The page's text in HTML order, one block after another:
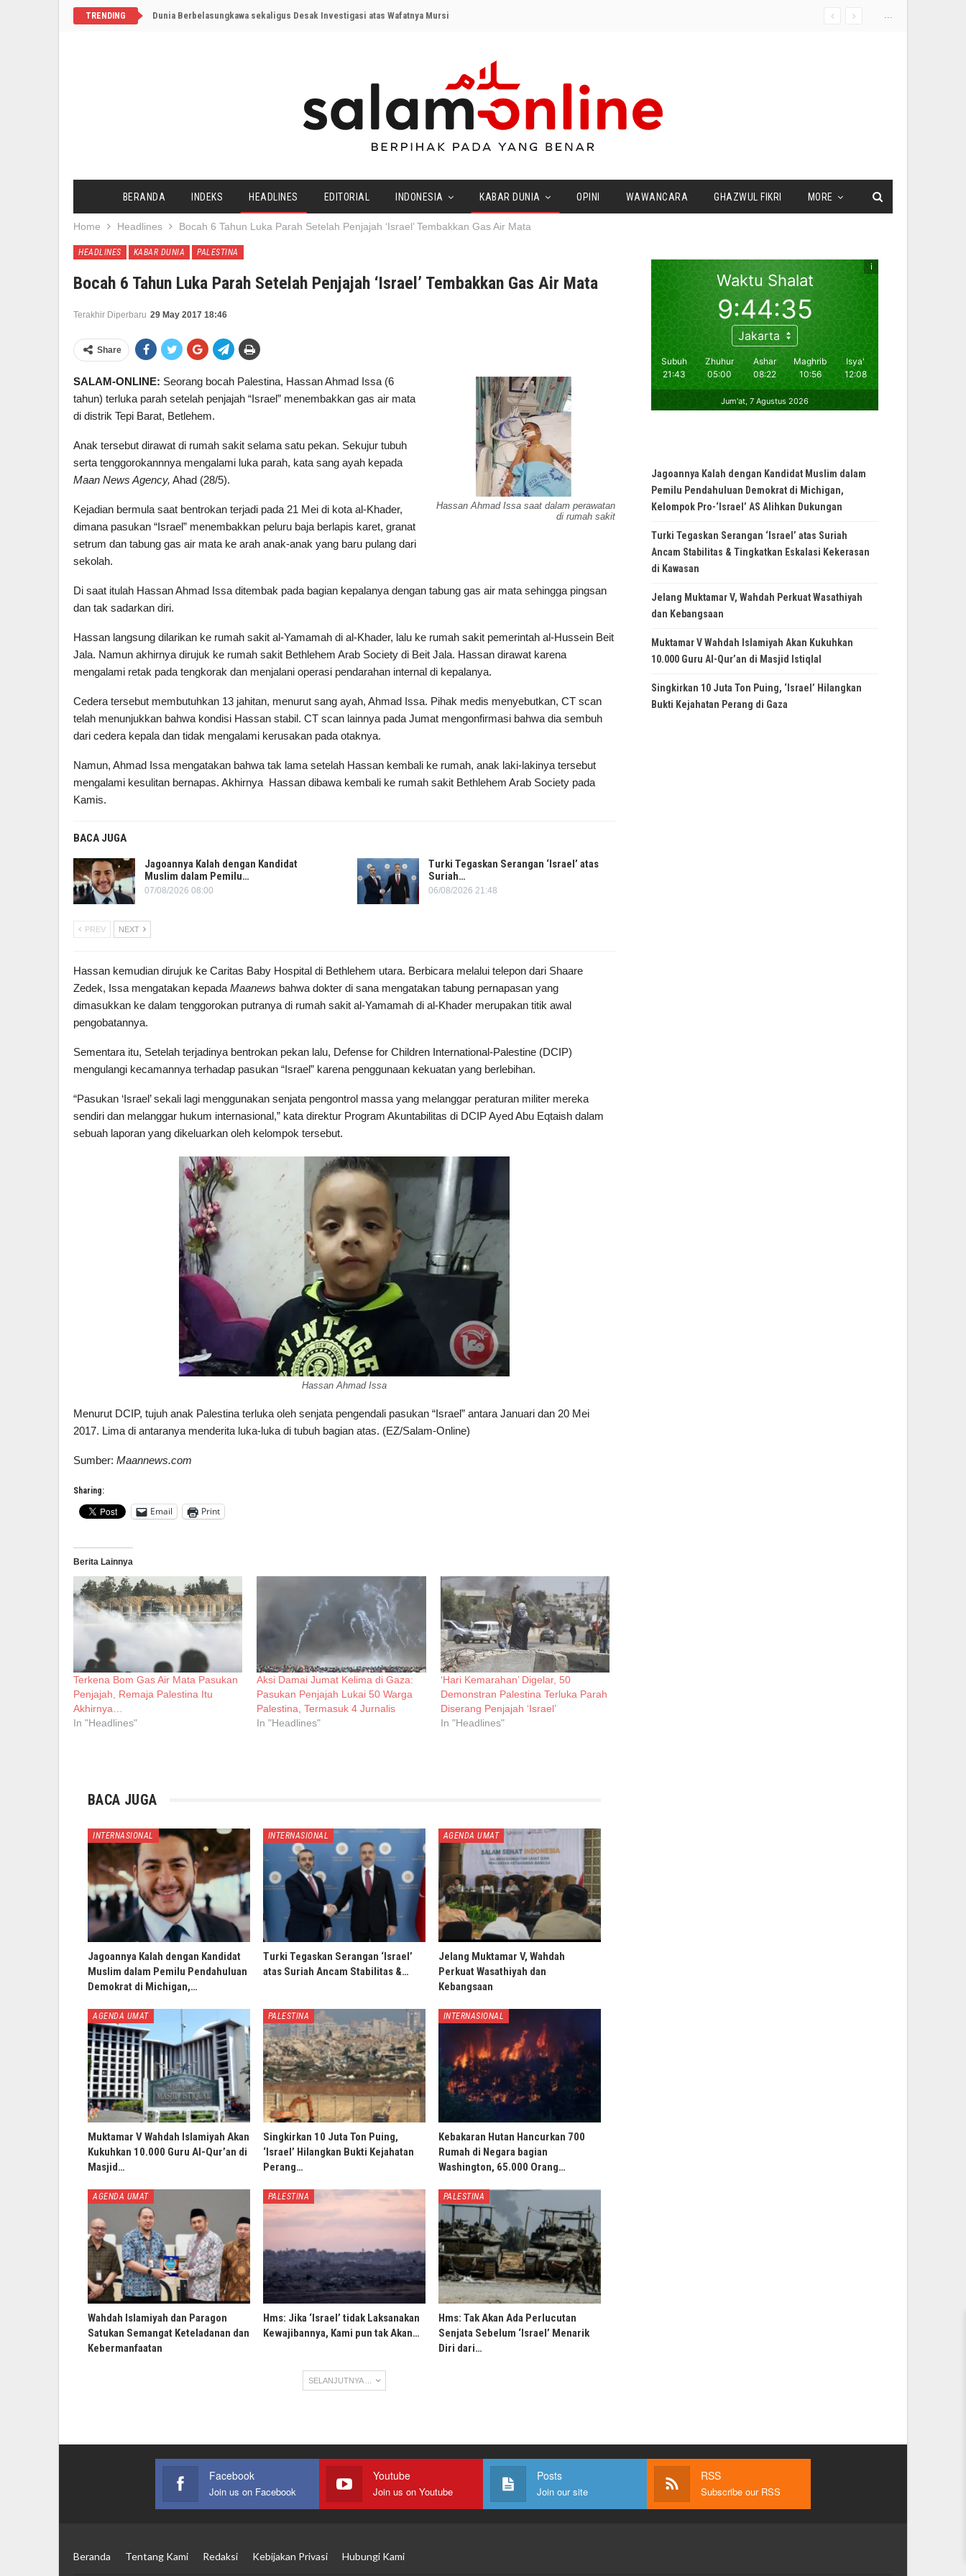
...
TRENDING Dunia Berbelasungkawa sekaligus Desak Investigasi atas Wafatnya Mursi
BERANDA INDEKS HEADLINES EDITORIAL INDONESIA KABAR DUNIA OPINI WAWANCARA GHAZWUL FIKRI MORE
Home Headlines Bocah 6 Tahun Luka Parah Setelah Penjajah ‘Israel’ Tembakkan Gas Air Mata
HEADLINES KABAR DUNIA PALESTINA
Bocah 6 Tahun Luka Parah Setelah Penjajah ‘Israel’ Tembakkan Gas Air Mata
Terakhir Diperbaru 29 May 2017 18:46
Share
Hassan Ahmad Issa saat dalam perawatan
di rumah sakit
SALAM-ONLINE: Seorang bocah Palestina, Hassan Ahmad Issa (6
tahun) terluka parah setelah penjajah “Israel” menembakkan gas air mata
di distrik Tepi Barat, Betlehem.
Anak tersebut dirawat di rumah sakit selama satu pekan. Sekujur tubuh
serta tenggorokannnya mengalami luka parah, kata sang ayah kepada
Maan News Agency, Ahad (28/5).
Kejadian bermula saat bentrokan terjadi pada 21 Mei di kota al-Khader,
dimana pasukan “Israel” menembakkan peluru baja berlapis karet, granat
setrum dan tabung gas air mata ke arah anak-anak yang baru pulang dari
sekolah.
Di saat itulah Hassan Ahmad Issa ditembak pada bagian kepalanya dengan tabung gas air mata sehingga pingsan
dan tak sadarkan diri.
Hassan langsung dilarikan ke rumah sakit al-Yamamah di al-Khader, lalu ke rumah sakit pemerintah al-Hussein Beit
Jala. Namun akhirnya dirujuk ke rumah sakit Bethlehem Arab Society di Beit Jala. Hassan dirawat karena
mengalami retak pada tengkorak dan menjalani operasi pendarahan internal di kepalanya.
Cedera tersebut membutuhkan 13 jahitan, menurut sang ayah, Ahmad Issa. Pihak medis menyebutkan, CT scan
telah menunjukkan bahwa kondisi Hassan stabil. CT scan lainnya pada Jumat mengonfirmasi bahwa dia sembuh
dari cedera kepala dan tidak mengalami kerusakan pada otaknya.
Namun, Ahmad Issa mengatakan bahwa tak lama setelah Hassan kembali ke rumah, anak laki-lakinya tersebut
mengalami kesulitan bernapas. Akhirnya Hassan dibawa kembali ke rumah sakit Bethlehem Arab Society pada
Kamis.
BACA JUGA
Jagoannya Kalah dengan Kandidat
Muslim dalam Pemilu…
07/08/2026 08:00
Turki Tegaskan Serangan ‘Israel’ atas
Suriah…
06/08/2026 21:48
PREV NEXT
Hassan kemudian dirujuk ke Caritas Baby Hospital di Bethlehem utara. Berbicara melalui telepon dari Shaare
Zedek, Issa mengatakan kepada Maanews bahwa dokter di sana mengatakan tabung pernapasan yang
dimasukkan ke dalam tenggorokan putranya di rumah sakit al-Yamamah di al-Khader merupakan titik awal
pengobatannya.
Sementara itu, Setelah terjadinya bentrokan pekan lalu, Defense for Children International-Palestine (DCIP)
mengulangi kecamannya terhadap pasukan “Israel” karena penggunaan kekuatan yang berlebihan.
“Pasukan ‘Israel’ sekali lagi menggunakan senjata pengontrol massa yang melanggar peraturan militer mereka
sendiri dan melanggar hukum internasional,” kata direktur Program Akuntabilitas di DCIP Ayed Abu Eqtaish dalam
sebuah laporan yang dikeluarkan oleh kelompok tersebut.
Hassan Ahmad Issa
Menurut DCIP, tujuh anak Palestina terluka oleh senjata pengendali pasukan “Israel” antara Januari dan 20 Mei
2017. Lima di antaranya menderita luka-luka di tubuh bagian atas. (EZ/Salam-Online)
Sumber: Maannews.com
Sharing:
Email Print
Berita Lainnya
Terkena Bom Gas Air Mata Pasukan
Penjajah, Remaja Palestina Itu
Akhirnya…
In "Headlines"
Aksi Damai Jumat Kelima di Gaza:
Pasukan Penjajah Lukai 50 Warga
Palestina, Termasuk 4 Jurnalis
In "Headlines"
‘Hari Kemarahan’ Digelar, 50
Demonstran Palestina Terluka Parah
Diserang Penjajah ‘Israel’
In "Headlines"
BACA JUGA
INTERNASIONAL
Jagoannya Kalah dengan Kandidat
Muslim dalam Pemilu Pendahuluan
Demokrat di Michigan,…
INTERNASIONAL
Turki Tegaskan Serangan ‘Israel’
atas Suriah Ancam Stabilitas &…
AGENDA UMAT
Jelang Muktamar V, Wahdah
Perkuat Wasathiyah dan
Kebangsaan
AGENDA UMAT
Muktamar V Wahdah Islamiyah Akan
Kukuhkan 10.000 Guru Al-Qur’an di
Masjid…
PALESTINA
Singkirkan 10 Juta Ton Puing,
‘Israel’ Hilangkan Bukti Kejahatan
Perang…
INTERNASIONAL
Kebakaran Hutan Hancurkan 700
Rumah di Negara bagian
Washington, 65.000 Orang…
AGENDA UMAT
Wahdah Islamiyah dan Paragon
Satukan Semangat Keteladanan dan
Kebermanfaatan
PALESTINA
Hms: Jika ‘Israel’ tidak Laksanakan
Kewajibannya, Kami pun tak Akan…
PALESTINA
Hms: Tak Akan Ada Perlucutan
Senjata Sebelum ‘Israel’ Menarik
Diri dari…
SELANJUTNYA ...
Jagoannya Kalah dengan Kandidat Muslim dalam
Pemilu Pendahuluan Demokrat di Michigan,
Kelompok Pro-‘Israel’ AS Alihkan Dukungan
Turki Tegaskan Serangan ‘Israel’ atas Suriah
Ancam Stabilitas & Tingkatkan Eskalasi Kekerasan
di Kawasan
Jelang Muktamar V, Wahdah Perkuat Wasathiyah
dan Kebangsaan
Muktamar V Wahdah Islamiyah Akan Kukuhkan
10.000 Guru Al-Qur’an di Masjid Istiqlal
Singkirkan 10 Juta Ton Puing, ‘Israel’ Hilangkan
Bukti Kejahatan Perang di Gaza
Facebook
Join us on Facebook
Youtube
Join us on Youtube
Posts
Join our site
RSS
Subscribe our RSS
Beranda Tentang Kami Redaksi Kebijakan Privasi Hubungi Kami